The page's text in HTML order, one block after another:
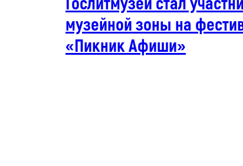
музейной зоны на
«Пикник Афиши»